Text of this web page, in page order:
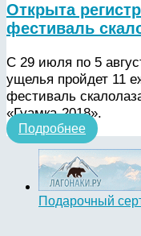
Открыта
фестиваль
С 29 июля по 5
ущелья пройдет 11
фестиваль
«Гуамка-2018».
Подробнее
Подарочный